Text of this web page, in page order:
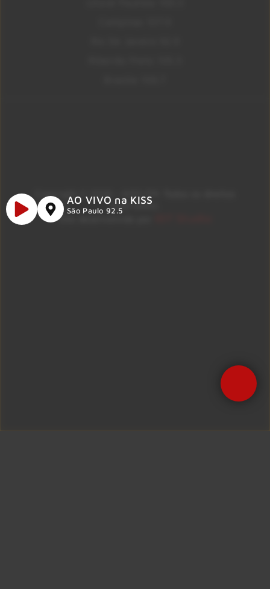
Copyright © 2026 – KISS FM. Todos os direitos
reservados.
Site desenvolvido por
AO VIVO na KISS
São Paulo 92.5